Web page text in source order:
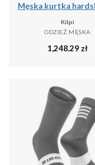
Kilpi
ODZIEŻ MĘSKA
1,248.29 zł